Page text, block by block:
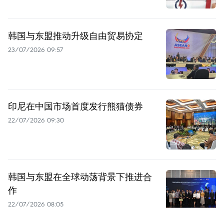
韩国与东盟推动升级自由贸易协定
23/07/2026 09:57
印尼在中国市场首度发行熊猫债券
22/07/2026 09:30
韩国与东盟在全球动荡背景下推进合
作
22/07/2026 08:05